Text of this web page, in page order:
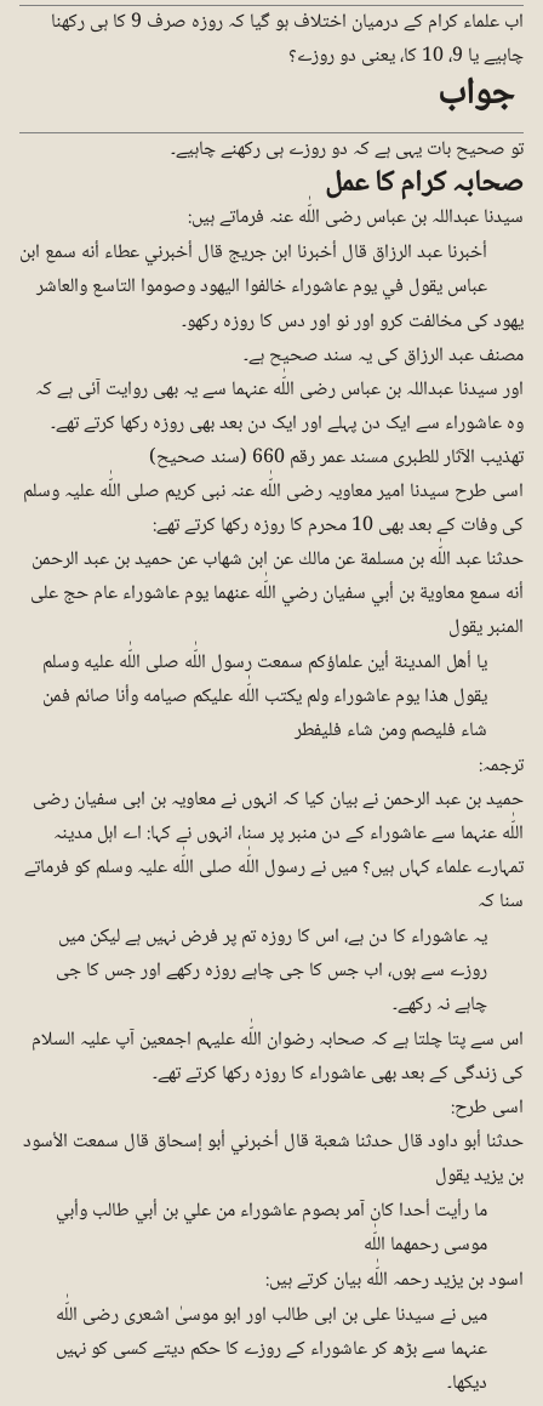
اب علماء کرام کے درمیان اختلاف ہو گیا کہ روزہ صرف 9 کا ہی رکھنا
چاہیے یا 9، 10 کا، یعنی دو روزے؟
جواب
تو صحیح بات یہی ہے کہ دو روزے ہی رکھنے چاہیے۔
صحابہ کرام کا عمل
سیدنا عبداللہ بن عباس رضی اللّٰه عنہ فرماتے ہیں:
أخبرنا عبد الرزاق قال أخبرنا ابن جريج قال أخبرني عطاء أنه سمع ابن
عباس يقول في يوم عاشوراء خالفوا اليهود وصوموا التاسع والعاشر
یھود کی مخالفت کرو اور نو اور دس کا روزہ رکھو۔
مصنف عبد الرزاق کی یہ سند صحیح ہے۔
اور سیدنا عبداللہ بن عباس رضی اللّٰه عنہما سے یہ بھی روایت آئی ہے کہ
وہ عاشوراء سے ایک دن پہلے اور ایک دن بعد بھی روزہ رکھا کرتے تھے۔
تھذیب الآثار للطبری مسند عمر رقم 660 (سند صحیح)
اسی طرح سیدنا امیر معاویہ رضی اللّٰه عنہ نبی کریم صلی اللّٰه علیہ وسلم
کی وفات کے بعد بھی 10 محرم کا روزہ رکھا کرتے تھے:
حدثنا عبد اللّٰه بن مسلمة عن مالك عن ابن شهاب عن حميد بن عبد الرحمن
أنه سمع معاوية بن أبي سفيان رضي اللّٰه عنهما يوم عاشوراء عام حج على
المنبر يقول
يا أهل المدينة أين علماؤكم سمعت رسول اللّٰه صلى اللّٰه عليه وسلم
يقول هذا يوم عاشوراء ولم يكتب اللّٰه عليكم صيامه وأنا صائم فمن
شاء فليصم ومن شاء فليفطر
ترجمہ:
حمید بن عبد الرحمن نے بیان کیا کہ انہوں نے معاویہ بن ابی سفیان رضی
اللّٰه عنہما سے عاشوراء کے دن منبر پر سنا، انہوں نے کہا: اے اہل مدینہ
تمہارے علماء کہاں ہیں؟ میں نے رسول اللّٰه صلی اللّٰه علیہ وسلم کو فرماتے
سنا کہ
یہ عاشوراء کا دن ہے، اس کا روزہ تم پر فرض نہیں ہے لیکن میں
روزے سے ہوں، اب جس کا جی چاہے روزہ رکھے اور جس کا جی
چاہے نہ رکھے۔
اس سے پتا چلتا ہے کہ صحابہ رضوان اللّٰه علیہم اجمعین آپ علیہ السلام
کی زندگی کے بعد بھی عاشوراء کا روزہ رکھا کرتے تھے۔
اسی طرح:
حدثنا أبو داود قال حدثنا شعبة قال أخبرني أبو إسحاق قال سمعت الأسود
بن يزيد يقول
ما رأيت أحدا كان آمر بصوم عاشوراء من علي بن أبي طالب وأبي
موسى رحمهما اللّٰه
اسود بن یزید رحمہ اللّٰه بیان کرتے ہیں:
میں نے سیدنا علی بن ابی طالب اور ابو موسیٰ اشعری رضی اللّٰه
عنہما سے بڑھ کر عاشوراء کے روزے کا حکم دیتے کسی کو نہیں
دیکھا۔